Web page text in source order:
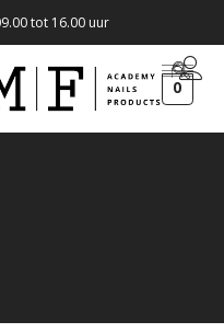
tot 16.00 uur
0